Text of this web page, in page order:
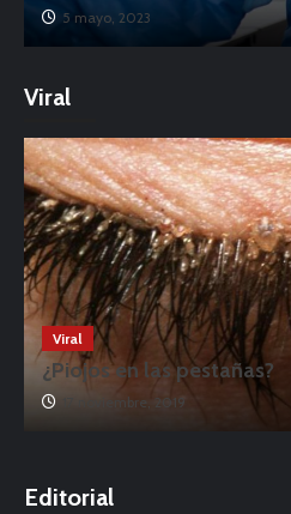
5 mayo, 2023
Viral
Viral
¿Piojos en las pestañas?
17 noviembre, 2019
Editorial